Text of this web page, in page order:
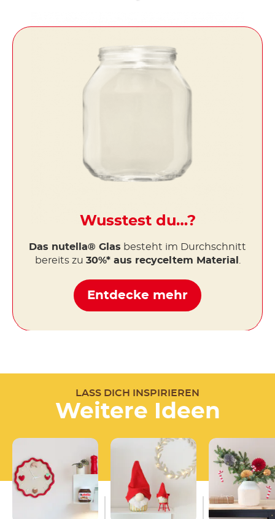
Wusstest du…?
Das nutella® Glas besteht im Durchschnitt
bereits zu 30%* aus recyceltem Material
Entdecke mehr
LASS DICH INSPIRIEREN
Weitere Ideen